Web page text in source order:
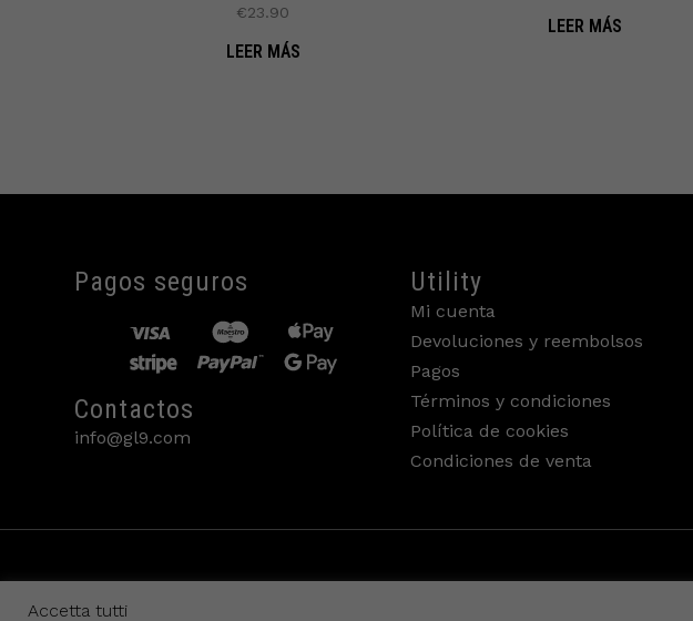
€23.90
LEER MÁS
LEER MÁS
Pagos seguros
Contactos
info@gl9.com
Utility
Mi cuenta
Devoluciones y reembolsos
Pagos
Términos y condiciones
Política de cookies
Condiciones de venta
Accetta tutti